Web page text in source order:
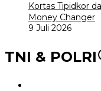
Kortas Tipidkor
Money Changer
9 Juli 2026
TNI & POLRI